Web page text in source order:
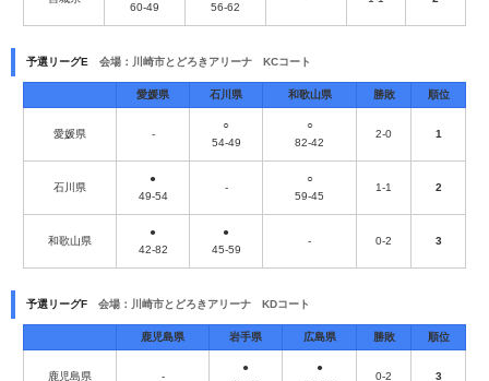
60-49
56-62
予選リーグE 会場：川崎市とどろきアリーナ KCコート
愛媛県 石川県 和歌山県 勝敗 順位
愛媛県 -
○
54-49
○
82-42
2-0 1
石川県
●
49-54
-
○
59-45
1-1 2
和歌山県
●
42-82
●
45-59
- 0-2 3
予選リーグF 会場：川崎市とどろきアリーナ KDコート
鹿児島県 岩手県 広島県 勝敗 順位
鹿児島県 -
●
●
0-2 3